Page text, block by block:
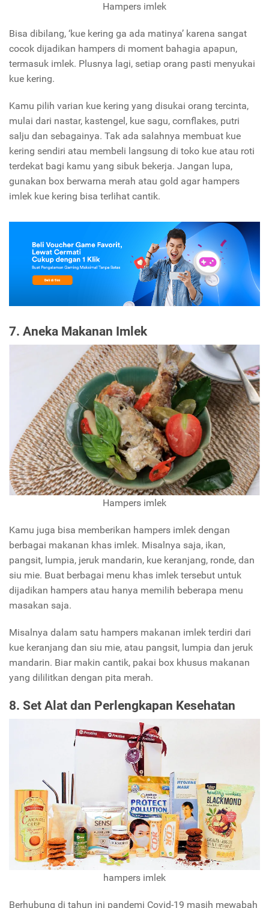
Hampers imlek
Bisa dibilang, ‘kue kering ga ada matinya’ karena sangat
cocok dijadikan hampers di moment bahagia apapun,
termasuk imlek. Plusnya lagi, setiap orang pasti menyukai
kue kering.
Kamu pilih varian kue kering yang disukai orang tercinta,
mulai dari nastar, kastengel, kue sagu, cornflakes, putri
salju dan sebagainya. Tak ada salahnya membuat kue
kering sendiri atau membeli langsung di toko kue atau roti
terdekat bagi kamu yang sibuk bekerja. Jangan lupa,
gunakan box berwarna merah atau gold agar hampers
imlek kue kering bisa terlihat cantik.
7. Aneka Makanan Imlek
Hampers imlek
Kamu juga bisa memberikan hampers imlek dengan
berbagai makanan khas imlek. Misalnya saja, ikan,
pangsit, lumpia, jeruk mandarin, kue keranjang, ronde, dan
siu mie. Buat berbagai menu khas imlek tersebut untuk
dijadikan hampers atau hanya memilih beberapa menu
masakan saja.
Misalnya dalam satu hampers makanan imlek terdiri dari
kue keranjang dan siu mie, atau pangsit, lumpia dan jeruk
mandarin. Biar makin cantik, pakai box khusus makanan
yang dililitkan dengan pita merah.
8. Set Alat dan Perlengkapan Kesehatan
hampers imlek
Berhubung di tahun ini pandemi Covid-19 masih mewabah